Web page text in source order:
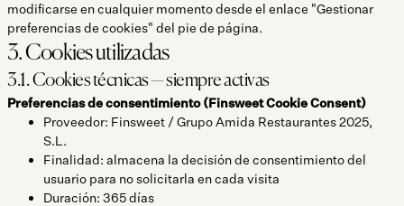
modificarse en cualquier momento desde el enlace "Gestionar
preferencias de cookies" del pie de página.
3. Cookies utilizadas
3.1. Cookies técnicas — siempre activas
Preferencias de consentimiento (Finsweet Cookie Consent)
Proveedor: Finsweet / Grupo Amida Restaurantes 2025,
S.L.
Finalidad: almacena la decisión de consentimiento del
usuario para no solicitarla en cada visita
Duración: 365 días